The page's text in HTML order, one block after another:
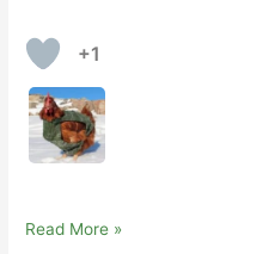
+1
回
Read More »